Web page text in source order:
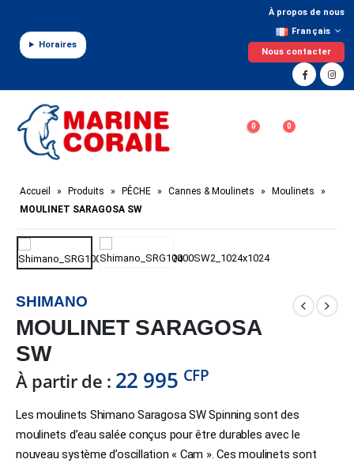
Horaires
À propos de nous
Français
Nous contacter
0 0
Accueil » Produits » PÊCHE » Cannes & Moulinets » Moulinets
»
MOULINET SARAGOSA SW
SHIMANO
MOULINET SARAGOSA
SW
À partir de : 22 995 CFP
Les moulinets Shimano Saragosa SW Spinning sont des
moulinets d’eau salée conçus pour être durables avec le
nouveau système d’oscillation « Cam ». Ces moulinets sont